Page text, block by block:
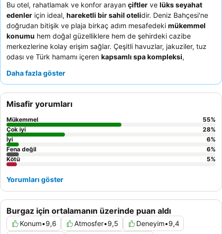
Bu otel, rahatlamak ve konfor arayan çiftler ve lüks seyahat
edenler için ideal, hareketli bir sahil otelidir. Deniz Bahçesi'ne
doğrudan bitişik ve plaja birkaç adım mesafedeki mükemmel
konumu hem doğal güzelliklere hem de şehirdeki cazibe
merkezlerine kolay erişim sağlar. Çeşitli havuzlar, jakuziler, tuz
odası ve Türk hamamı içeren kapsamlı spa kompleksi,
yakın ve özenli personel
iyi deneyim için,
katlardaki odalardan birini ayırtmayı düşünebilirsiniz.
Daha fazla göster
Burgaz için ortalamanın üzerinde puan aldı
Konum•9,6 Atmosfer•9,5 Deneyim•9,4
Misafir yorumları
Mükemmel 55%
Çok iyi
28%
İyi
6%
Fena değil
6%
Kötü
5%
Yorumları göster